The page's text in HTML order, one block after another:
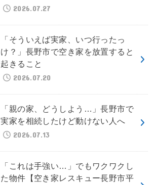
2026.07.27
「そういえば実家、いつ行ったっ
け？」長野市で空き家を放置すると
起きること
2026.07.20
「親の家、どうしよう…」長野市で
実家を相続したけど動けない人へ
2026.07.13
「これは手強い…」でもワクワクし
た物件【空き家レスキュー長野市平